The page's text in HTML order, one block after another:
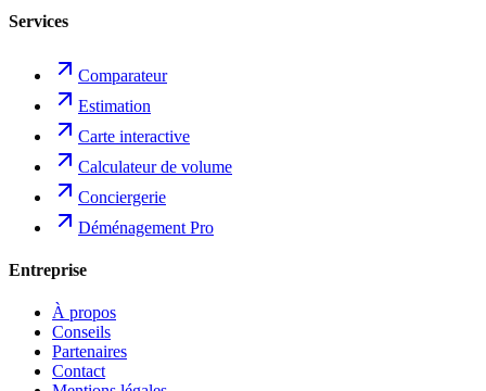
Services
Comparateur
Estimation
Carte interactive
Calculateur de volume
Conciergerie
Déménagement Pro
Entreprise
À propos
Conseils
Partenaires
Contact